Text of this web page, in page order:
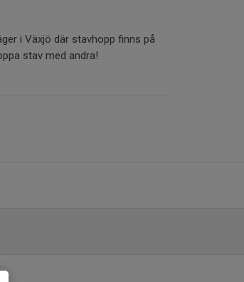
i Växjö där stavhopp finns på
stav med andra!